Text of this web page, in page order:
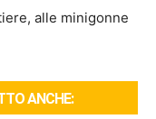
alle minigonne
ANCHE: